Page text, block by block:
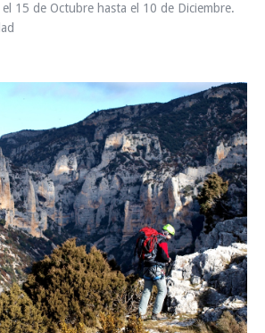
15 de Octubre hasta el 10 de Diciembre.